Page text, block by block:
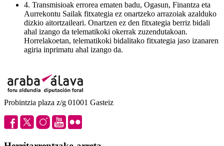
4. Transmisioak errorea ematen badu, Ogasun, Finantza eta
Aurrekontu Sailak fitxategia ez onartzeko arrazoiak azalduko
dizkio aitortzaileari. Onartzen ez den fitxategia berriz bidali
ahal izango da telematikoki okerrak zuzendutakoan.
Horrelakoetan, telematikoki bidalitako fitxategia jaso izanaren
agiria inprimatu ahal izango da.
Probintzia plaza z/g 01001 Gasteiz